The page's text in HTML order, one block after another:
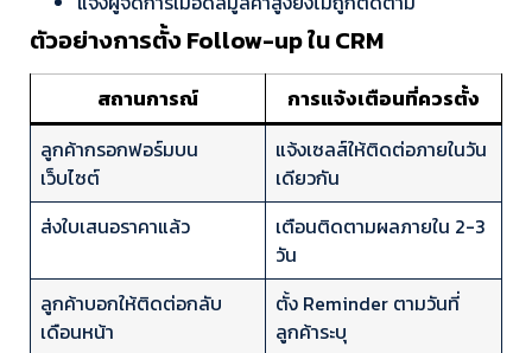
ตัวอย่างการตั้ง Follow-up ใน CRM
สถานการณ์
การแจ้งเตือนที่ควรตั้ง
ลูกค้ากรอกฟอร์มบน
เว็บไซต์
แจ้งเซลส์ให้ติดต่อภายในวัน
เดียวกัน
ส่งใบเสนอราคาแล้ว
เตือนติดตามผลภายใน 2-3
วัน
ลูกค้าบอกให้ติดต่อกลับ
เดือนหน้า
ตั้ง Reminder ตามวันที่
ลูกค้าระบุ